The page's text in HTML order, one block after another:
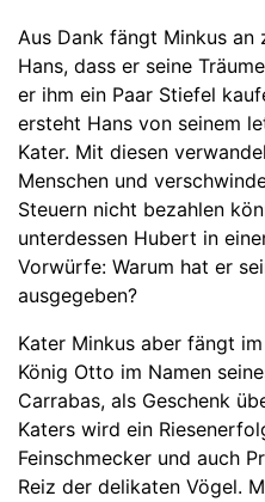
Aus Dank fängt Minkus an
Hans, dass er seine
er ihm ein Paar Stiefel
ersteht Hans von seinem
Kater. Mit diesen
Menschen und
Steuern nicht bezahlen
unterdessen Hubert in
Vorwürfe: Warum hat er
ausgegeben?
Kater Minkus aber fängt
König Otto im Namen
Carrabas, als Geschenk
Katers wird ein
Feinschmecker und auch
Reiz der delikaten Vögel.